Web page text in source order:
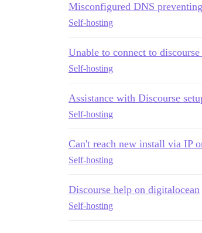
Misconfigured DNS
Self-hosting
Unable to connect to
Self-hosting
Assistance with Discourse
Self-hosting
Can't reach new install via IP
Self-hosting
Discourse help on digitalocean
Self-hosting